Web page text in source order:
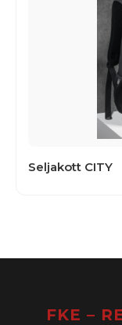
Seljakott CITY
FKE –